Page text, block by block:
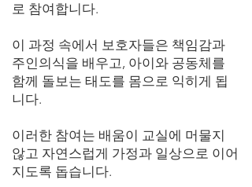
로 참여합니다.
이 과정 속에서 보호자들은 책임감과
주인의식을 배우고, 아이와 공동체를
함께 돌보는 태도를 몸으로 익히게 됩
니다.
이러한 참여는 배움이 교실에 머물지
않고 ​자연스럽게 가정과 일상으로 이어
지도록 돕습니다.